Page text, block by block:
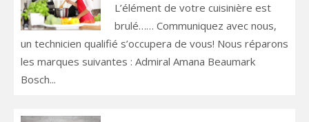
L’élément de votre cuisinière est
brulé…… Communiquez avec nous,
un technicien qualifié s’occupera de vous! Nous réparons
les marques suivantes : Admiral Amana Beaumark
Bosch...